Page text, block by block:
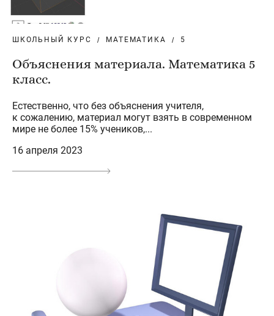
ШКОЛЬНЫЙ КУРС МАТЕМАТИКА 5
Объяснения материала. Математика 5
класс.
Естественно, что без объяснения учителя,
к сожалению, материал могут взять в современном
мире не более 15% учеников,...
16 апреля 2023